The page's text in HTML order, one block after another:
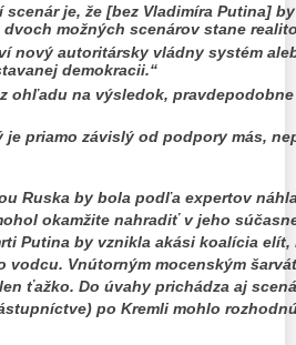
scenár je, že [bez Vladimíra Putina]
možných scenárov stane
nový autoritársky vládny systém
demokracii.“
ohľadu na výsledok,
je priamo závislý od podpory más,
Ruska by bola podľa expertov
okamžite nahradiť v jeho
Putina by vznikla akási koalícia
vodcu. Vnútorným mocenským
ťažko. Do úvahy prichádza aj
po Kremli mohlo